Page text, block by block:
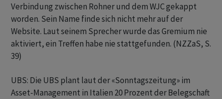
Verbindung zwischen Rohner und dem WJC gekappt
worden. Sein Name finde sich nicht mehr auf der
Website. Laut seinem Sprecher wurde das Gremium nie
aktiviert, ein Treffen habe nie stattgefunden. (NZZaS, S.
39)
UBS: Die UBS plant laut der «Sonntagszeitung» im
Asset-Management in Italien 20 Prozent der Belegschaft